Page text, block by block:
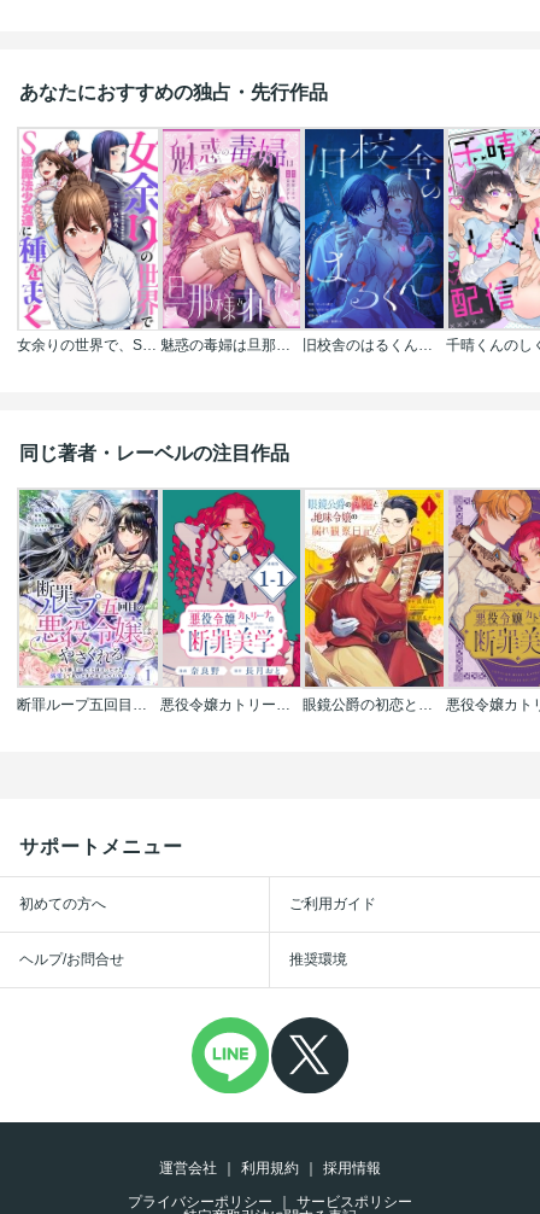
あなたにおすすめの独占・先行作品
女余りの世界で、S級魔法少女達に種をまく【フルカラー】 魅惑の毒婦は旦那様をオトしたい 旧校舎のはるくん～二人きりの鬼ごっこ、しよう？
同じ著者・レーベルの注目作品
サポートメニュー
初めての方へ ご利用ガイド
ヘルプ/お問合せ 推奨環境
運営会社 利用規約
採用情報
プライバシーポリシー
サービスポリシー